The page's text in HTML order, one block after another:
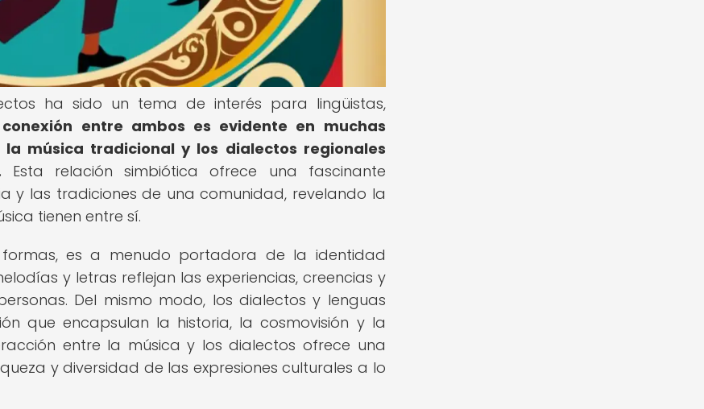
ha sido un tema de interés para lingüistas,
entre ambos es evidente en muchas
música tradicional y los dialectos regionales
Esta relación simbiótica ofrece una fascinante
y las tradiciones de una comunidad, revelando la
tienen entre sí.
es a menudo portadora de la identidad
y letras reflejan las experiencias, creencias y
Del mismo modo, los dialectos y lenguas
que encapsulan la historia, la cosmovisión y la
entre la música y los dialectos ofrece una
y diversidad de las expresiones culturales a lo